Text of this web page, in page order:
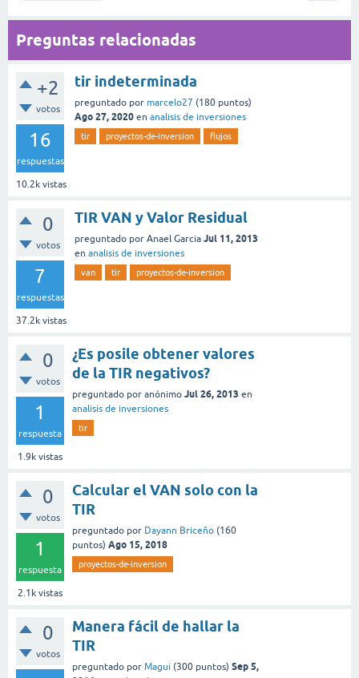
Preguntas relacionadas
+2
votos
16
respuestas
10.2k vistas
tir indeterminada
preguntado por marcelo27 (180 puntos)
Ago 27, 2020 en analisis de inversiones
tir proyectos-de-inversion flujos
0
votos
7
respuestas
37.2k vistas
TIR VAN y Valor Residual
preguntado por Anael Garcia Jul 11, 2013
en analisis de inversiones
van tir proyectos-de-inversion
0
votos
1
respuesta
1.9k vistas
¿Es posile obtener valores
de la TIR negativos?
preguntado por anónimo Jul 26, 2013 en
analisis de inversiones
tir
0
votos
1
respuesta
2.1k vistas
Calcular el VAN solo con la
TIR
preguntado por Dayann Briceño (160
puntos) Ago 15, 2018
proyectos-de-inversion
0
votos
Manera fácil de hallar la
TIR
preguntado por Magui (300 puntos) Sep 5,